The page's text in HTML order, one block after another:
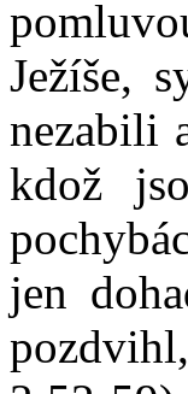
Ježíše,
nezabili
kdož
jen